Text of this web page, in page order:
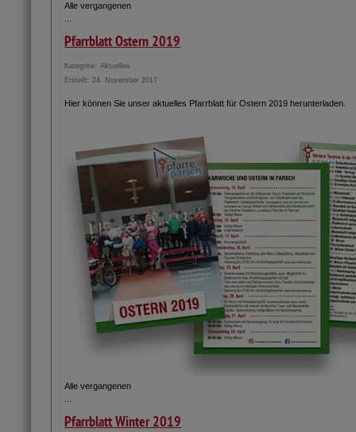
Alle vergangenen
Pfarrblatt Ostern 2019
Kategorie: Aktuelles
Erstellt: 24. November 2017
Hier können Sie unser aktuelles Pfarrblatt für Ostern 2019 herunterladen.
Alle vergangenen
Pfarrblatt Winter 2019